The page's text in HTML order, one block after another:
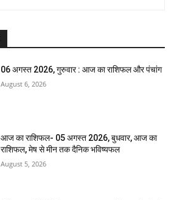
06 अगस्त 2026, गुरुवार : आज का राशिफल और पंचांग
August 6, 2026
आज का राशिफल- 05 अगस्त 2026, बुधवार, आज का
राशिफल, मेष से मीन तक दैनिक भविष्यफल
August 5, 2026